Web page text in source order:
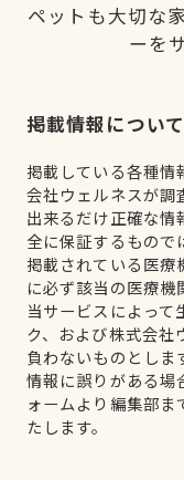
ペットも大切な
ーを
掲載情報について
掲載している各種情
会社ウェルネスが調
出来るだけ正確な情
全に保証するもので
掲載されている医療
に必ず該当の医療機
当サービスによって
ク、および株式会社
負わないものとしま
情報に誤りがある場
ォームより編集部
たします。